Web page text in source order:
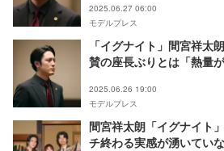
2025.06.27 06:00
モデルプレス
「イグナイト」間宮祥太
賛の座長ぶりとは「熱量
2025.06.26 19:00
モデルプレス
間宮祥太朗「イグナイト
チ終わる実感が湧いてい